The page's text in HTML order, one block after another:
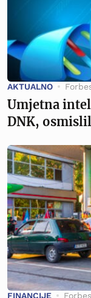
AKTUALNO
Umjetna
DNK,
FINANCIJE